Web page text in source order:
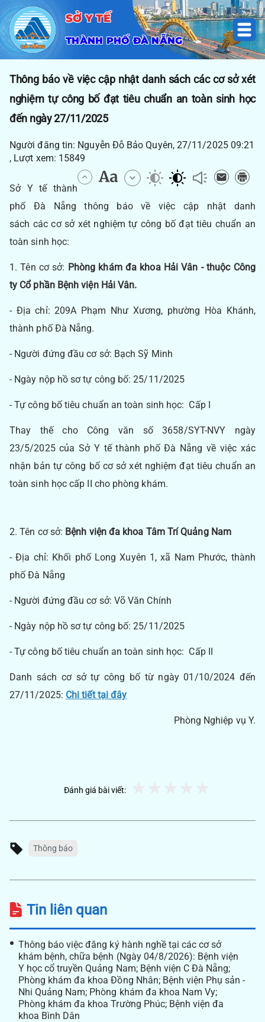
SỞ Y TẾ
THÀNH PHỐ ĐÀ NẴNG
Thông báo về việc cập nhật danh sách các cơ sở xét
nghiệm tự công bố đạt tiêu chuẩn an toàn sinh học
đến ngày 27/11/2025
Người đăng tin: Nguyễn Đỗ Bảo Quyên, 27/11/2025 09:21
, Lượt xem: 15849
Sở Y tế thành
phố Đà Nẵng thông báo về việc cập nhật danh
sách các cơ sở xét nghiệm tự công bố đạt tiêu chuẩn an
toàn sinh học:
1. Tên cơ sở: Phòng khám đa khoa Hải Vân - thuộc Công
ty Cổ phần Bệnh viện Hải Vân.
- Địa chỉ: 209A Phạm Như Xương, phường Hòa Khánh,
thành phố Đà Nẵng.
- Người đứng đầu cơ sở: Bạch Sỹ Minh
- Ngày nộp hồ sơ tự công bố: 25/11/2025
- Tự công bố tiêu chuẩn an toàn sinh học: Cấp I
Thay thế cho Công văn số 3658/SYT-NVY ngày
23/5/2025 của Sở Y tế thành phố Đà Nẵng về việc xác
nhận bản tự công bố cơ sở xét nghiệm đạt tiêu chuẩn an
toàn sinh học cấp II cho phòng khám.
2. Tên cơ sở: Bệnh viện đa khoa Tâm Trí Quảng Nam
- Địa chỉ: Khối phố Long Xuyên 1, xã Nam Phước, thành
phố Đà Nẵng
- Người đứng đầu cơ sở: Võ Văn Chính
- Ngày nộp hồ sơ tự công bố: 25/11/2025
- Tự công bố tiêu chuẩn an toàn sinh học: Cấp II
Danh sách cơ sở tự công bố từ ngày 01/10/2024 đến
27/11/2025: Chi tiết tại đây
Phòng Nghiệp vụ Y.
Đánh giá bài viết:
Thông báo
Tin liên quan
Thông báo việc đăng ký hành nghề tại các cơ sở
khám bệnh, chữa bệnh (Ngày 04/8/2026): Bệnh viện
Y học cổ truyền Quảng Nam; Bệnh viện C Đà Nẵng;
Phòng khám đa khoa Đồng Nhân; Bệnh viện Phụ sản -
Nhi Quảng Nam; Phòng khám đa khoa Nam Vy;
Phòng khám đa khoa Trường Phúc; Bệnh viện đa
khoa Bình Dân